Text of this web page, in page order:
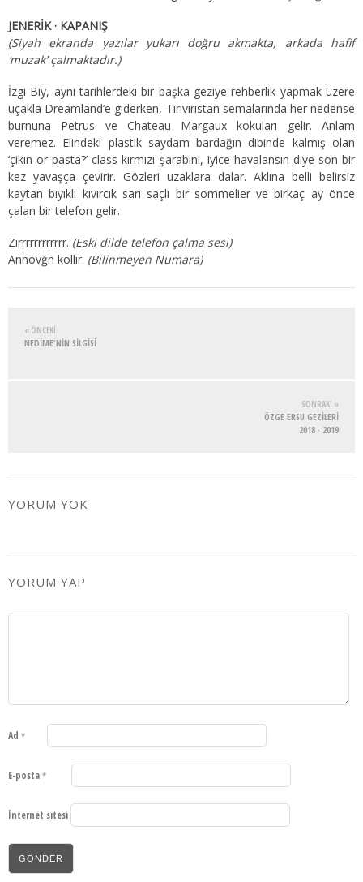
JENERİK · KAPANIŞ
(Siyah ekranda yazılar yukarı doğru akmakta, arkada hafif
‘muzak’ çalmaktadır.)
İzgi Biy, aynı tarihlerdeki bir başka geziye rehberlik yapmak üzere
uçakla Dreamland’e giderken, Tırıvıristan semalarında her nedense
burnuna Petrus ve Chateau Margaux kokuları gelir. Anlam
veremez. Elindeki plastik saydam bardağın dibinde kalmış olan
‘çikın or pasta?’ class kırmızı şarabını, iyice havalansın diye son bir
kez yavaşça çevirir. Gözleri uzaklara dalar. Aklına belli belirsiz
kaytan bıyıklı kıvırcık sarı saçlı bir sommelier ve birkaç ay önce
çalan bir telefon gelir.
Zırrrrrrrrrrrr. (Eski dilde telefon çalma sesi)
Annovğn kollır. (Bilinmeyen Numara)
« ÖNCEKI
NEDİME'NİN SİLGİSİ
SONRAKI »
ÖZGE ERSU GEZİLERİ
2018 · 2019
YORUM YOK
YORUM YAP
Ad *
E-posta *
İnternet sitesi